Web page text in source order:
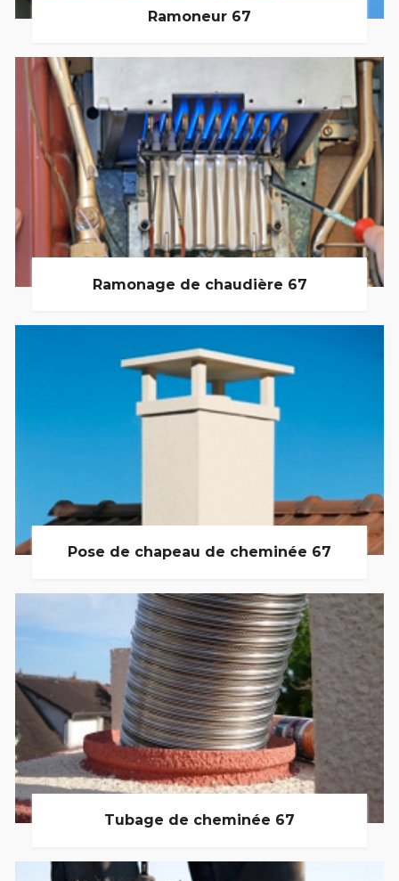
Ramoneur 67
Ramonage de chaudière 67
Pose de chapeau de cheminée 67
Tubage de cheminée 67